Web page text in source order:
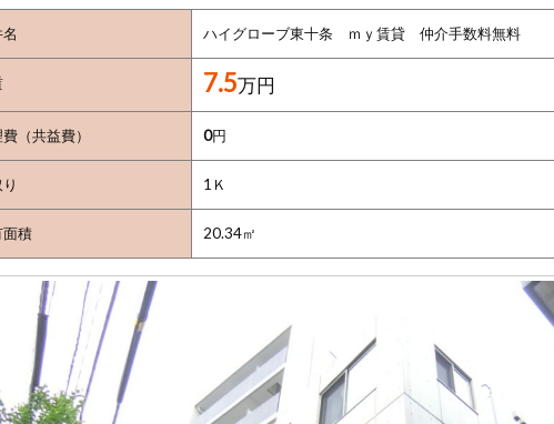
ハイグローブ東十条 ｍｙ賃貸 仲介手数料無料
7.5万円
（共益費） 0円
1Ｋ
面積 20.34㎡